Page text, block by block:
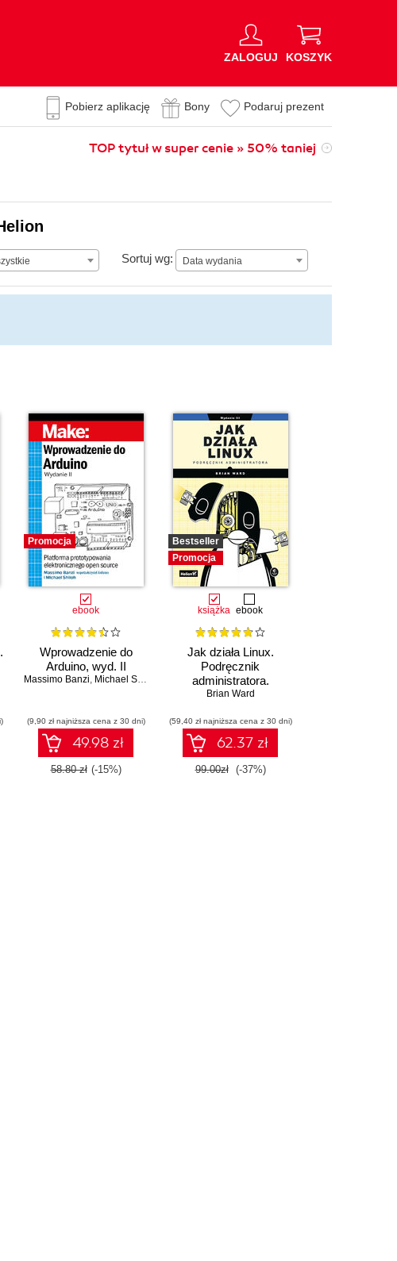
ZALOGUJ KOSZYK
Pobierz aplikację Bony Podaruj prezent
TOP tytuł w super cenie » 50% taniej
Sortuj wg: Data wydania
Data wydania
Promocja
ebook
Wprowadzenie do
Arduino, wyd. II
Massimo Banzi, Michael Shiloh
(9,90 zł najniższa cena z 30 dni)
49.98 zł
58.80 zł (-15%)
Bestseller
Promocja
książka ebook
Jak działa Linux.
Podręcznik
administratora.
Wydanie III
Brian Ward
(59,40 zł najniższa cena z 30 dni)
62.37 zł
99.00zł (-37%)